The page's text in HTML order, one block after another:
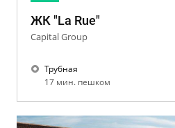
ЖК "La Rue"
Capital Group
Трубная
17 мин. пешком